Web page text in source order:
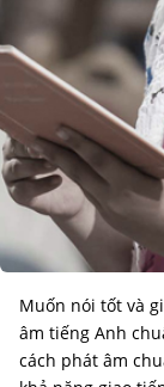
Muốn nói tốt và
âm tiếng Anh
cách phát âm